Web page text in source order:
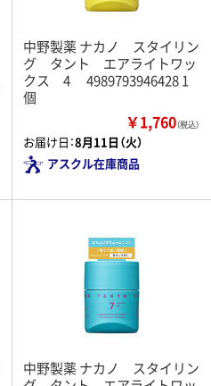
中野製薬 ナカノ スタイリン
グ タント エアライトワッ
クス 4 4989793946428 1
個
￥1,760（税込）
お届け日：8月11日（火）
アスクル在庫商品
中野製薬 ナカノ スタイリン